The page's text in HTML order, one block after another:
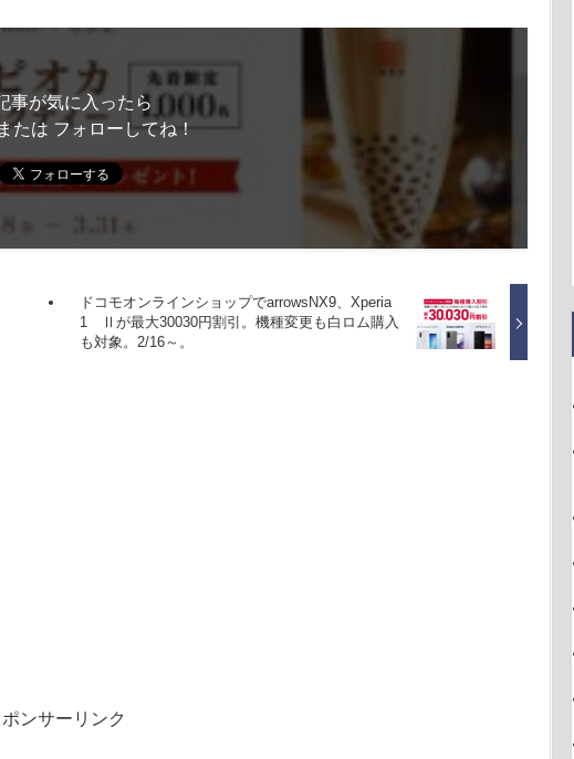
事が気に入ったら
たは フォローしてね！
ドコモオンラインショップでarrowsNX9、Xperia
1 Ⅱが最大30030円割引。機種変更も白ロム購入
も対象。2/16～。
ンサーリンク